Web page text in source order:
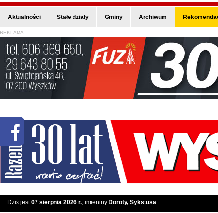
Aktualności Stałe działy Gminy Archiwum
REKLAMA
Dziś jest07 sierpnia 2026 r., imieniny Doroty, Sykstusa